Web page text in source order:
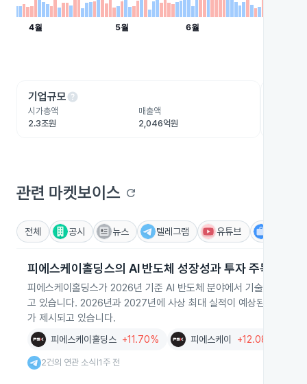
기업규모help
시가총액
2.3조원
매출액
2,046억원
관련 마켓보이스 refresh
전체 공시 뉴스 텔레그램 유튜브
피에스케이홀딩스의 AI 반도체 성장성과 투자 주목
피에스케이홀딩스가 2026년 기준 AI 반도체 분야에서 기술력과 사
고 있습니다. 2026년과 2027년에 사상 최대 실적이 예상된다는 전
가 제시되고 있습니다.
피에스케이홀딩스 +11.70% 피에스케이 +12.08%
2건의 연관 소식 1주 전